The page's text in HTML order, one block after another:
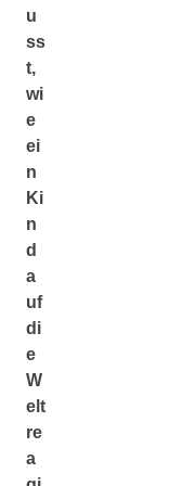
u
ss
t,
wi
e
ei
n
Ki
n
d
a
uf
di
e
W
elt
re
a